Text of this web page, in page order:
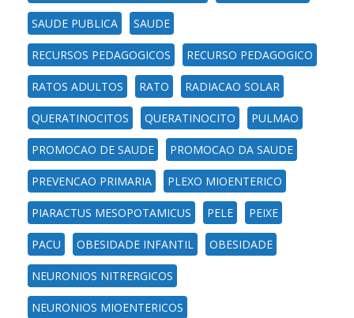
SAUDE PUBLICA SAUDE
RECURSOS PEDAGOGICOS RECURSO PEDAGOGICO
RATOS ADULTOS RATO RADIACAO SOLAR
QUERATINOCITOS QUERATINOCITO PULMAO
PROMOCAO DE SAUDE PROMOCAO DA SAUDE
PREVENCAO PRIMARIA PLEXO MIOENTERICO
PIARACTUS MESOPOTAMICUS PELE PEIXE
PACU OBESIDADE INFANTIL OBESIDADE
NEURONIOS NITRERGICOS
NEURONIOS MIOENTERICOS